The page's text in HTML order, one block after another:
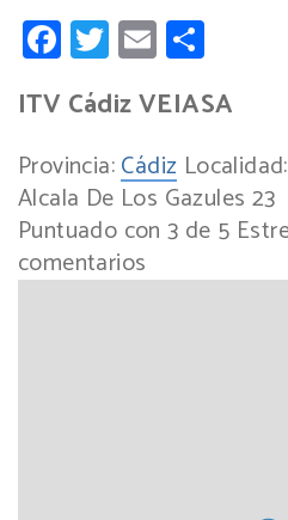
Facebook
Twitter
Email
ITV Cádiz VEIASA
Provincia:Cádiz Localidad:
Alcala De Los Gazules 23
Puntuado con3 de 5
comentarios